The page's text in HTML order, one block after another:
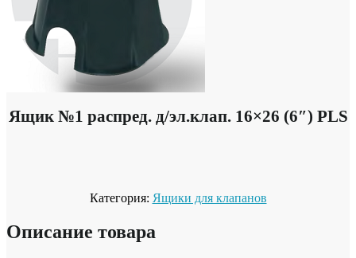
Ящик №1 распред. д/эл.клап. 16×26 (6″) PLS
Категория: Ящики для клапанов
Описание товара